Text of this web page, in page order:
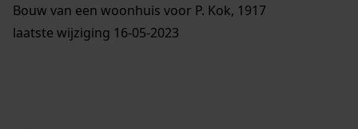
Bouw van een woonhuis voor P. Kok, 1917
laatste wijziging 16-05-2023